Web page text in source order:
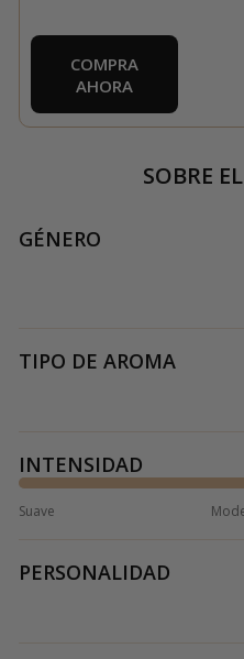
COMPRA
AHORA
SOBRE
GÉNERO
TIPO DE AROMA
INTENSIDAD
Suave
PERSONALIDAD